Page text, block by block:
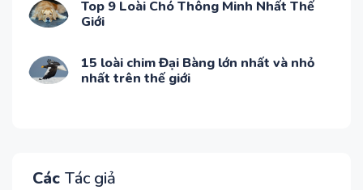
Top 9 Loài Chó Thông Minh Nhất Thế
Giới
15 loài chim Đại Bàng lớn nhất và nhỏ
nhất trên thế giới
Các Tác giả